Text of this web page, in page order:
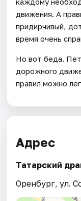
движения. А
придирчивый,
время очень
Но вот беда.
дорожного
правил можно
Адрес
Татарский
Оренбург, ул.